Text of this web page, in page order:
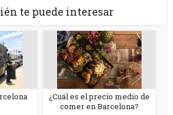
te puede interesar
¿Cuál es el precio medio de
comer en Barcelona?